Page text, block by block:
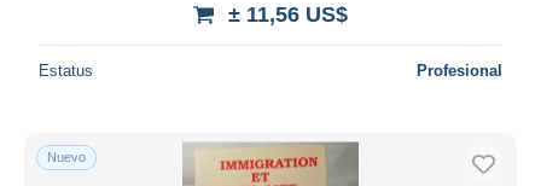
± 11,56 US$
Estatus Profesional
Nuevo